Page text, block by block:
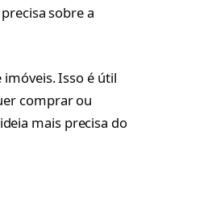
sobre a
Isso é útil
comprar ou
mais precisa do